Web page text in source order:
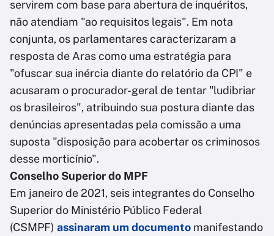
servirem com base para abertura de inquéritos,
não atendiam "ao requisitos legais". Em nota
conjunta, os parlamentares caracterizaram a
resposta de Aras como uma estratégia para
"ofuscar sua inércia diante do relatório da CPI" e
acusaram o procurador-geral de tentar "ludibriar
os brasileiros", atribuindo sua postura diante das
denúncias apresentadas pela comissão a uma
suposta "disposição para acobertar os criminosos
desse morticínio".
Conselho Superior do MPF
Em janeiro de 2021, seis integrantes do Conselho
Superior do Ministério Público Federal
(CSMPF) assinaram um documento manifestando